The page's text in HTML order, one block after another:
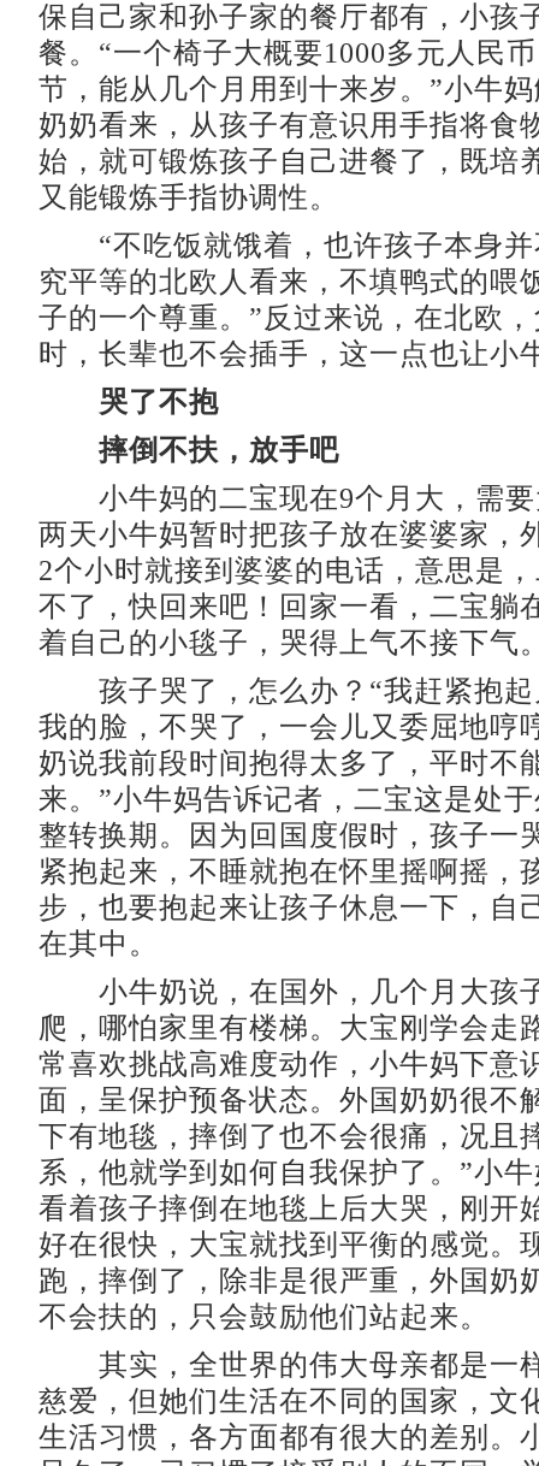
保自己家和孙子家的餐厅都有，小孩
餐。“一个椅子大概要1000多元人民
节，能从几个月用到十来岁。”小牛
奶奶看来，从孩子有意识用手指将食
始，就可锻炼孩子自己进餐了，既培
又能锻炼手指协调性。
“不吃饭就饿着，也许孩子本身并
究平等的北欧人看来，不填鸭式的喂
子的一个尊重。”反过来说，在北欧
时，长辈也不会插手，这一点也让小
哭了不抱
摔倒不扶，放手吧
小牛妈的二宝现在9个月大，需要
两天小牛妈暂时把孩子放在婆婆家，
2个小时就接到婆婆的电话，意思是
不了，快回来吧！回家一看，二宝躺
着自己的小毯子，哭得上气不接下气
孩子哭了，怎么办？“我赶紧抱起
我的脸，不哭了，一会儿又委屈地哼
奶说我前段时间抱得太多了，平时不
来。”小牛妈告诉记者，二宝这是处
整转换期。因为回国度假时，孩子一
紧抱起来，不睡就抱在怀里摇啊摇，
步，也要抱起来让孩子休息一下，自
在其中。
小牛奶说，在国外，几个月大孩
爬，哪怕家里有楼梯。大宝刚学会走
常喜欢挑战高难度动作，小牛妈下意
面，呈保护预备状态。外国奶奶很不
下有地毯，摔倒了也不会很痛，况且
系，他就学到如何自我保护了。”小
看着孩子摔倒在地毯上后大哭，刚开
好在很快，大宝就找到平衡的感觉。
跑，摔倒了，除非是很严重，外国奶
不会扶的，只会鼓励他们站起来。
其实，全世界的伟大母亲都是一
慈爱，但她们生活在不同的国家，文
生活习惯，各方面都有很大的差别。